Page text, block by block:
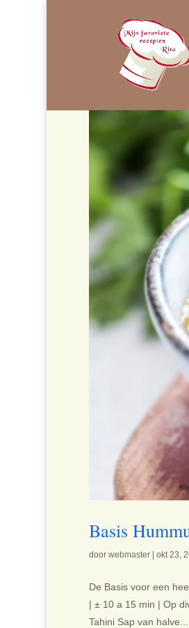
Basis
door webmaster| okt 23,
De Basis voor een
| ± 10 a 15 min | Op
Tahini Sap van halve...